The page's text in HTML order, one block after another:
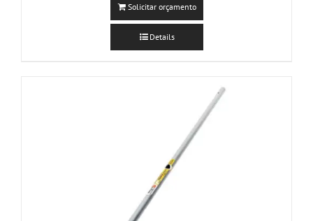
Solicitar orçamento
Details